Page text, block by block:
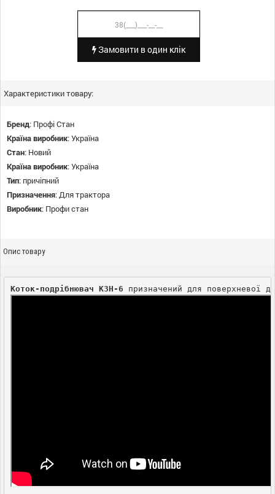
Замовити в один клік
Характеристики товару:
Бренд: Профі Стан
Країна виробник:Україна
Стан: Новий
Країна виробник:Україна
Тип: причіпний
Призначення:Для трактора
Виробник: Профи стан
Опис товару
Коток-подрібнювач КЗН-6